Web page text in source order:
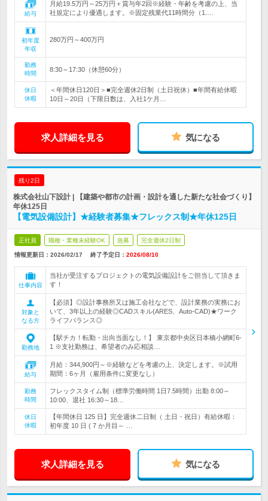
給与
月給19.5万円～25万円＋賞与年2回※経験・年齢を考慮の上、当
社規定により優遇します。※固定残業代11時間分（1.…
初年度
年収
280万円～400万円
勤務
時間
8:30～17:30（休憩60分）
休日
休暇
＜年間休日120日＞■完全週休2日制（土日祝休）■年間有給休暇
10日～20日（下限日数は、入社1ケ月…
求人詳細を見る 気になる
残り2日
株式会社山下設計 | 【建築や都市の計画・設計を通した新たな社会づくり】
年休125日
【電気設備設計】★経験者募集★フレックス制★年休125日
正社員 職種・業種未経験OK 急募 完全週休2日制
情報更新日：2026/02/17 終了予定日： 2026/08/10
仕事内容
当社が受注するプロジェクトの電気設備設計をご担当して頂きま
す！
対象と
なる方
【必須】◎設計事務所又は施工会社などで、設計業務の実務にお
いて、3年以上の経験◎CADスキル(ARES、Auto-CAD)★ワーク
ライフバランス◎
勤務地
【駅チカ！転勤・出向当面なし！】 東京都中央区日本橋小網町6-
1 ※支社勤務は、希望者のみ応相談…
給与
月給：344,900円～※経験などを考慮の上、決定します。※試用
期間：6ヶ月（雇用条件に変更なし）
勤務
時間
フレックスタイム制（標準労働時間 1日7.5時間）出勤 8:00～
10:00、退社 16:30～18…
休日
休暇
【年間休日 125 日】完全週休二日制（ 土日・祝日）有給休暇：
初年度 10 日 ( 7 か月目～ …
求人詳細を見る 気になる